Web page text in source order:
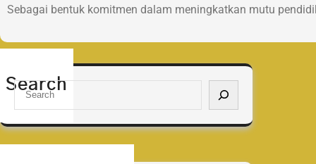
Sebagai bentuk komitmen dalam meningkatkan mutu
Search
S
a